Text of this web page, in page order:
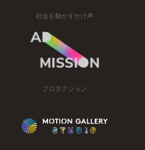
社会を動かすかけ声
プロダクション